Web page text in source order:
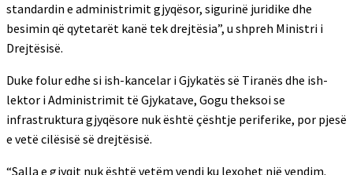
standardin e administrimit gjyqësor, sigurinë juridike dhe
besimin që qytetarët kanë tek drejtësia”, u shpreh Ministri i
Drejtësisë.
Duke folur edhe si ish-kancelar i Gjykatës së Tiranës dhe ish-
lektor i Administrimit të Gjykatave, Gogu theksoi se
infrastruktura gjyqësore nuk është çështje periferike, por pjesë
e vetë cilësisë së drejtësisë.
“Salla e gjyqit nuk është vetëm vendi ku lexohet një vendim.